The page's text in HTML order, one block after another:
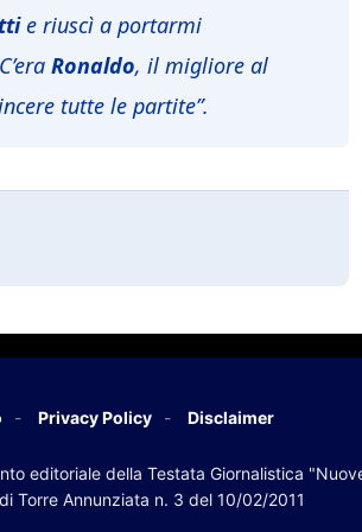
e riuscì a portarmi
Ronaldo, il migliore al
tutte le partite”.
Privacy Policy Disclaimer
editoriale della Testata Giornalistica
Torre Annunziata n. 3 del 10/02/2011